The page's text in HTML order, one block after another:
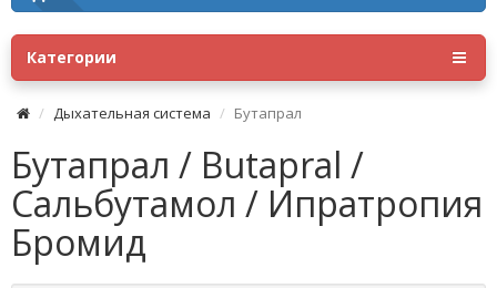
Категории
Дыхательная система Бутапрал
Бутапрал / Butapral /
Сальбутамол / Ипратропия
Бромид